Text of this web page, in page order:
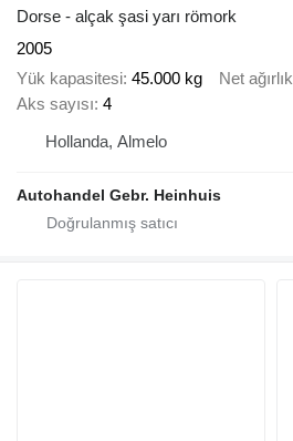
Dorse - alçak şasi yarı römork
2005
Yük kapasitesi 45.000 kg Net ağırlık
Aks sayısı 4
Hollanda, Almelo
Autohandel Gebr. Heinhuis